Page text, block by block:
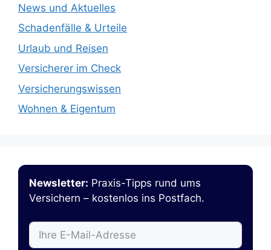
News und Aktuelles
Schadenfälle & Urteile
Urlaub und Reisen
Versicherer im Check
Versicherungswissen
Wohnen & Eigentum
Newsletter: Praxis-Tipps rund ums
Versichern – kostenlos ins Postfach.